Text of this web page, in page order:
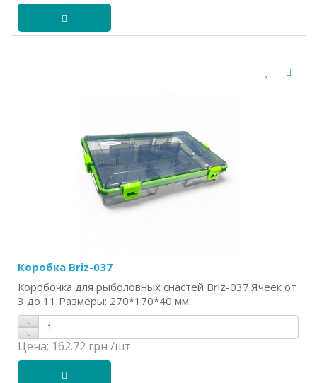
Коробка Briz-037
Коробочка для рыболовных снастей Briz-037.Ячеек от
3 до 11 Размеры: 270*170*40 мм..
Цена: 162.72 грн /шт